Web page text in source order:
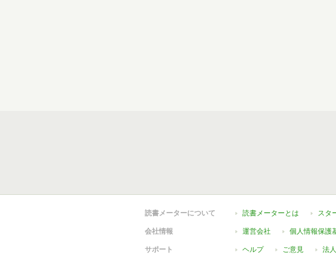
読書メーターについて 読書メーターとは スタ
会社情報 運営会社 個人情報保護
サポート ヘルプ ご意見 法